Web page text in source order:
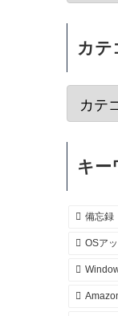
カテ
キー
備忘録
OSア